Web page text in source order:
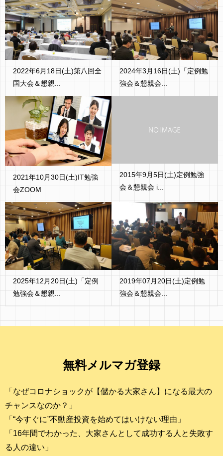
2022年6月18日(土)第八回全
国大会＆懇親...
2024年3月16日(土)「定例勉
強会＆懇親会...
2021年10月30日(土)IT勉強
会ZOOM
2015年9月5日(土)定例勉強
会＆懇親会 i...
2025年12月20日(土)「定例
勉強会＆懇親...
2019年07月20日(土)定例勉
強会＆懇親会...
無料メルマガ登録
「なぜコロナショックが【儲かる大家さん】になる最大の
チャンスなのか？」
「“今すぐに”不動産投資を始めてはいけない理由」
「16年間でわかった、大家さんとして成功する人と失敗す
る人の違い」